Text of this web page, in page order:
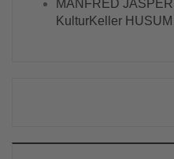
MANFRED
KulturKeller HUSUM